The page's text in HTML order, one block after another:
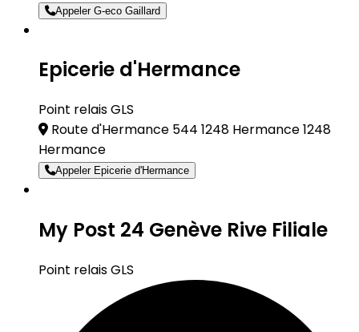
Appeler G-eco Gaillard
Epicerie d'Hermance
Point relais GLS
Route d'Hermance 544 1248 Hermance 1248
Hermance
Appeler Epicerie d'Hermance
My Post 24 Genève Rive Filiale
Point relais GLS